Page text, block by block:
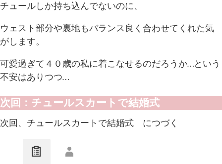
チュールしか持ち込んでないのに、
ウェスト部分や裏地もバランス良く合わせてくれた気
がします。
可愛過ぎて４０歳の私に着こなせるのだろうか…という
不安はありつつ…
次回：チュールスカートで結婚式
次回、チュールスカートで結婚式 につづく